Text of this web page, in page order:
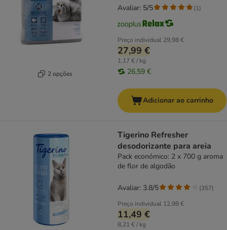
2 opções
Preço individual 29,98 €
27,99 €
1,17 € / kg
26,59 €
Avaliar: 5/5 (1)
Adicionar ao carrinho
Tigerino Refresher
desodorizante para areia
Pack económico: 2 x 700 g aroma
de flor de algodão
Preço individual 12,98 €
11,49 €
8,21 € / kg
Avaliar: 3.8/5 (357)